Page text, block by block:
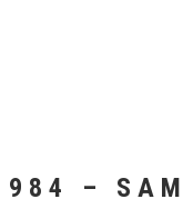
– SAM